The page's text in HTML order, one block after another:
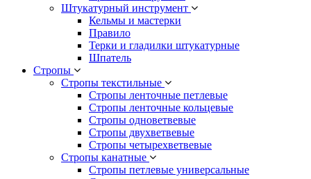
Штукатурный инструмент
Кельмы и мастерки
Правило
Терки и гладилки штукатурные
Шпатель
Стропы
Стропы текстильные
Стропы ленточные петлевые
Стропы ленточные кольцевые
Стропы одноветвевые
Стропы двухветвевые
Стропы четырехветвевые
Стропы канатные
Стропы петлевые универсальные